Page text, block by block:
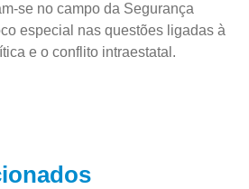
se no campo da Segurança
especial nas questões ligadas à
e o conflito intraestatal.